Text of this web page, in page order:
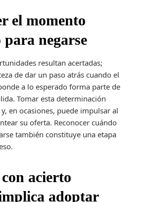
el momento
negarse
resultan acertadas;
de dar un paso atrás cuando el
a lo esperado forma parte de
Tomar esta determinación
en ocasiones, puede impulsar al
su oferta. Reconocer cuándo
también constituye una etapa
acierto
adoptar